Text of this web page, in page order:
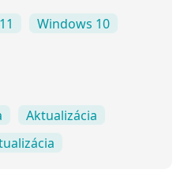
Windows 10
Aktualizácia